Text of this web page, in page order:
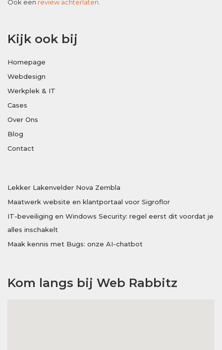
Ook een review achterlaten
Kijk ook bij
Homepage
Webdesign
Werkplek & IT
Cases
Over Ons
Blog
Contact
Lekker Lakenvelder Nova Zembla
Maatwerk website en klantportaal voor Sigroflor
IT-beveiliging en Windows Security: regel eerst dit voordat je
alles inschakelt
Maak kennis met Bugs: onze AI-chatbot
Kom langs bij Web Rabbitz